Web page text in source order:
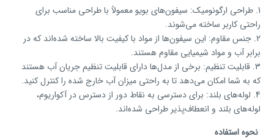
1. طراحی ارگونومیک: سیفون‌های بویو معمولاً با طراحی مناسب برای
راحتی کاربر ساخته می‌شوند.
2. جنس مقاوم: این سیفون‌ها از مواد با کیفیت بالا ساخته شده‌اند که در
برابر آب و مواد شیمیایی مقاوم هستند.
3. قابلیت تنظیم: برخی از مدل‌ها دارای قابلیت تنظیم جریان آب هستند
که به شما امکان می‌دهد تا به راحتی میزان آب خارج شده را کنترل کنید.
4. لوله‌های بلند: برای دسترسی به نقاط دور از دسترس در آکواریوم،
لوله‌های بلند و انعطاف‌پذیر طراحی شده‌اند.
نحوه استفاده